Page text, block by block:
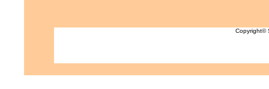
Copyright©